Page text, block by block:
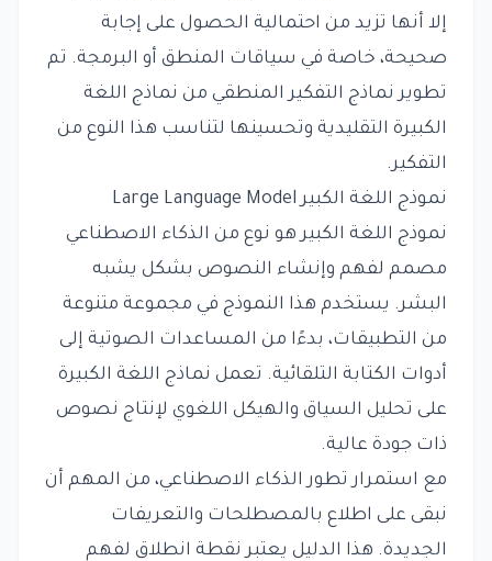
إلا أنها تزيد من احتمالية الحصول على إجابة
صحيحة، خاصة في سياقات المنطق أو البرمجة. تم
تطوير نماذج التفكير المنطقي من نماذج اللغة
الكبيرة التقليدية وتحسينها لتناسب هذا النوع من
التفكير.
نموذج اللغة الكبير Large Language Model
نموذج اللغة الكبير هو نوع من الذكاء الاصطناعي
مصمم لفهم وإنشاء النصوص بشكل يشبه
البشر. يستخدم هذا النموذج في مجموعة متنوعة
من التطبيقات، بدءًا من المساعدات الصوتية إلى
أدوات الكتابة التلقائية. تعمل نماذج اللغة الكبيرة
على تحليل السياق والهيكل اللغوي لإنتاج نصوص
ذات جودة عالية.
مع استمرار تطور الذكاء الاصطناعي، من المهم أن
نبقى على اطلاع بالمصطلحات والتعريفات
الجديدة. هذا الدليل يعتبر نقطة انطلاق لفهم